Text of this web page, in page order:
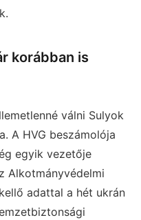
korábban is
válni Sulyok
A HVG beszámolója
egyik vezetője
Alkotmányvédelmi
adattal a hét ukrán